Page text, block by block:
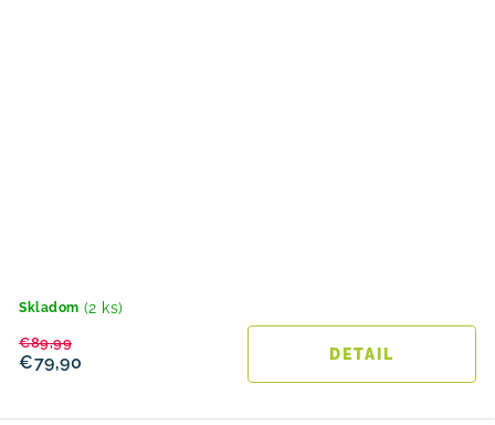
Skladom (2 ks)
€79,90
€89,99
DETAIL